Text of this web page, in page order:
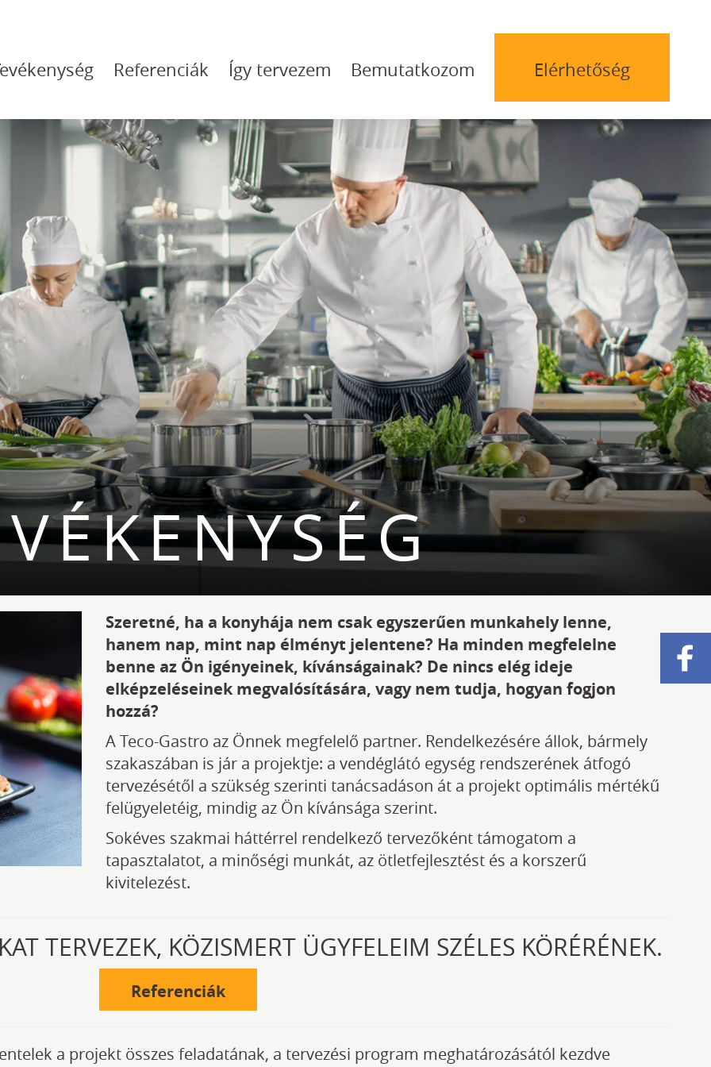
Referenciák Így tervezem Bemutatkozom Elérhetőség
Szeretné, ha a konyhája nem csak egyszerűen munkahely lenne,
hanem nap, mint nap élményt jelentene? Ha minden megfelelne
benne az Ön igényeinek, kívánságainak? De nincs elég ideje
elképzeléseinek megvalósítására, vagy nem tudja, hogyan fogjon
hozzá?
A Teco-Gastro az Önnek megfelelő partner. Rendelkezésére állok, bármely
szakaszában is jár a projektje: a vendéglátó egység rendszerének átfogó
tervezésétől a szükség szerinti tanácsadáson át a projekt optimális mértékű
felügyeletéig, mindig az Ön kívánsága szerint.
Sokéves szakmai háttérrel rendelkező tervezőként támogatom a
tapasztalatot, a minőségi munkát, az ötletfejlesztést és a korszerű
kivitelezést.
TERVEZEK, KÖZISMERT ÜGYFELEIM SZÉLES KÖRÉRÉNEK.
Referenciák
a projekt összes feladatának, a tervezési program meghatározásától kezdve